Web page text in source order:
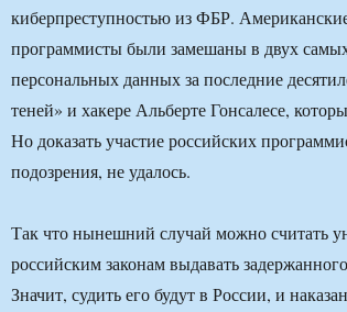
киберпреступностью из ФБР.
программисты были замешаны в двух
персональных данных за последние
теней» и хакере Альберте Гонсалесе,
Но доказать участие российских
подозрения, не удалось.
Так что нынешний случай можно считать
российским законам выдавать
Значит, судить его будут в России, и